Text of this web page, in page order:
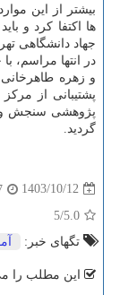
بیشتر از این
ها اکتفا کرد و
جهاد دانشگاهی
در انتها مراسم،
و زهره
پشتیبانی از
پژوهشی سنجش و
گردید.
1403/10/12
5.0
/5
تگهای خبر:
این مطلب را